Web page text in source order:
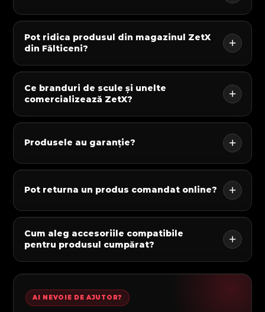
Pot ridica produsul din magazinul ZetX
din Fălticeni?
Ce branduri de scule și unelte
comercializează ZetX?
Produsele au garanție?
Pot returna un produs comandat online?
Cum aleg accesoriile compatibile
pentru produsul cumpărat?
AI NEVOIE DE AJUTOR?